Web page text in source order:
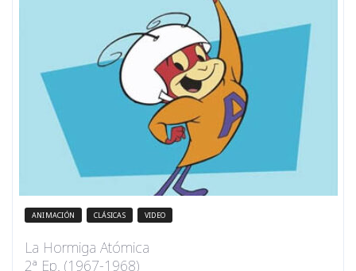
ANIMACIÓN CLÁSICAS VIDEO
La Hormiga Atómica
2ª Ep. (1967-1968)